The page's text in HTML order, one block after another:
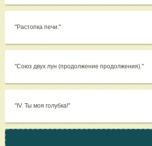
"Растопка печи."
"Союз двух лун (продолжение продолжения)."
"IV. Ты моя голубка!"